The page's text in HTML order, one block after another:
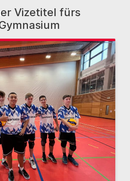
Vizetitel fürs